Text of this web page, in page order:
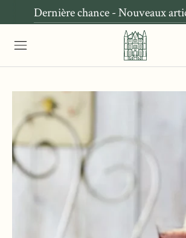
Dernière chance - Nouveaux